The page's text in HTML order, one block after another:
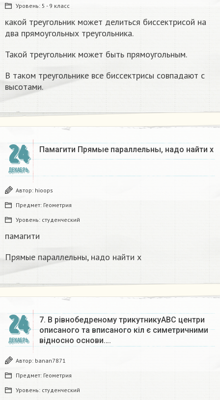
Уровень: 5 - 9 класс
какой треугольник может делиться биссектрисой на
два прямоугольных треугольника.
Такой треугольник может быть прямоугольным.
В таком треугольнике все биссектрисы совпадают с
высотами.
24
ДЕКАБРЬ
Памагити Прямые параллельны, надо найти x
Автор: hioops
Предмет: Геометрия
Уровень: студенческий
памагити
Прямые параллельны, надо найти x
24
ДЕКАБРЬ
7. В рівнобедреному трикутникуАВС центри
описаного та вписаного кіл є симетричними
відносно основи….
Автор: banan7871
Предмет: Геометрия
Уровень: студенческий